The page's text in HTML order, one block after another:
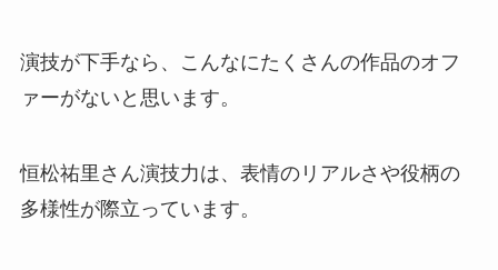
演技が下手なら、こんなにたくさんの作品のオフ
ァーがないと思います。
恒松祐里さん演技力は、表情のリアルさや役柄の
多様性が際立っています。